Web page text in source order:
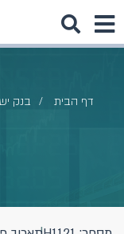
דף הבית בנק